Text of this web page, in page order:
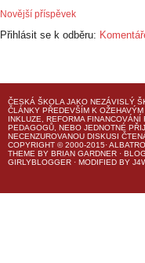
Novější příspěvek
Přihlásit se k odběru:
ČESKÁ ŠKOLA JAKO NEZÁVISLÝ
ČLÁNKY PŘEDEVŠÍM K
INKLUZE, REFORMA
PEDAGOGŮ, NEBO JEDNOTNÉ
NECENZUROVANOU DISKUSI
COPYRIGHT © 2000-2015·
THEME BY BRIAN GARDNER ·
GIRLYBLOGGER · MODIFIED BY